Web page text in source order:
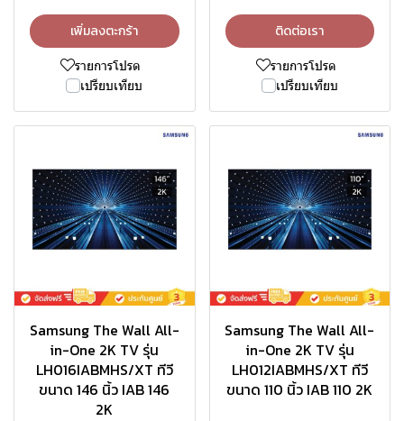
เพิ่มลงตะกร้า
รายการโปรด
เปรียบเทียบ
ติดต่อเรา
รายการโปรด
เปรียบเทียบ
Samsung The Wall All-
in-One 2K TV รุ่น
LH016IABMHS/XT ทีวี
ขนาด 146 นิ้ว IAB 146
2K
Samsung The Wall All-
in-One 2K TV รุ่น
LH012IABMHS/XT ทีวี
ขนาด 110 นิ้ว IAB 110 2K